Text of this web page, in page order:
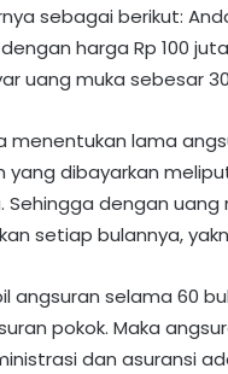
sebagai berikut:
dengan harga Rp 100
uang muka sebesar
lama
yang dibayarkan
Sehingga dengan
setiap bulannya,
angsuran selama 60
pokok. Maka
dan asuransi